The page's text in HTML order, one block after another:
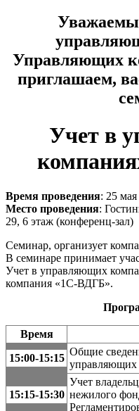
Управляющих
приглашаем,
Учет в
Время проведения: 25
Место проведения:
29, 6 этаж (конференц-зал)
Семинар, организует
В семинаре принимает
Учет в управляющих
компания «1С-ВДГБ».
Время
15:00-15:15
Общие
15:15-15:30
Учет
нежилого